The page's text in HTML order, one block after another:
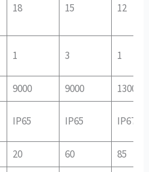
18 15 12
1 3 1
9000 9000 13000
IP65 IP65 IP67
20 60 85